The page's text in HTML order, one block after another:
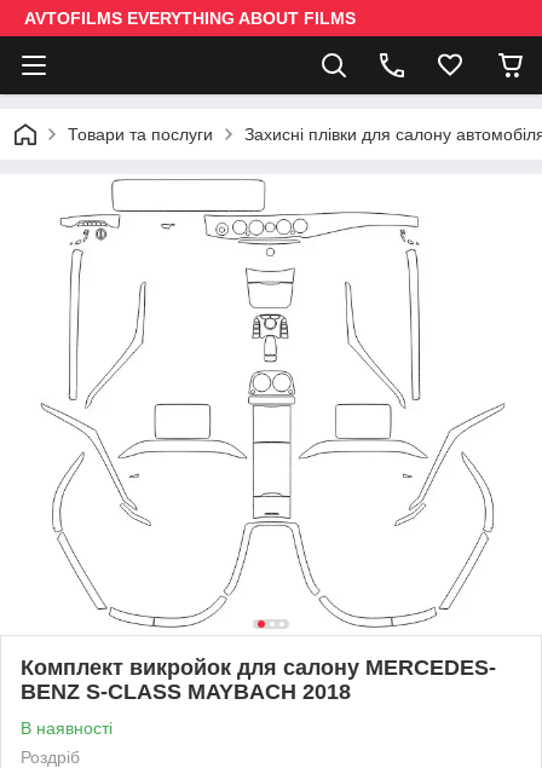
AVTOFILMS EVERYTHING ABOUT FILMS
Товари та послуги Захисні плівки для салону
Комплект викройок для салону MERCEDES-
BENZ S-CLASS MAYBACH 2018
В наявності
Роздріб